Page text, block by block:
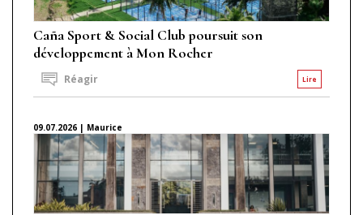
Caña Sport & Social Club poursuit son
développement à Mon Rocher
Lire
Réagir
09.07.2026 | Maurice